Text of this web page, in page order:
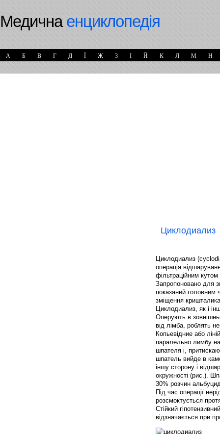
Медичнаенциклопедія
А Б В Г Д Ї Ж З І Й К Л М Н
Циклодиализ
Циклодиализ
операція
фільтраційним
Запропоновано для
показаний головним
зміщення
Циклодиализ, як і
Оперують в
від лімба, роблять
Копьевідние або
паралельно лимбу на
шпателя і,
шпатель вийде в
іншу сторону і
окружності (рис.).
30% розчин
Під час операції
розсмоктується
Стійкий
відзначається при